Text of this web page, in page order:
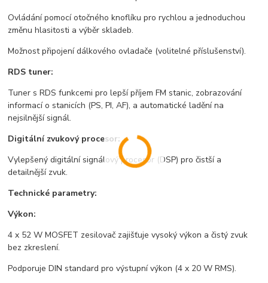
Ovládání pomocí otočného knoflíku pro rychlou a jednoduchou
změnu hlasitosti a výběr skladeb.
Možnost připojení dálkového ovladače (volitelné příslušenství).
RDS tuner:
Tuner s RDS funkcemi pro lepší příjem FM stanic, zobrazování
informací o stanicích (PS, PI, AF), a automatické ladění na
nejsilnější signál.
Digitální zvukový procesor:
Vylepšený digitální signálový procesor (DSP) pro čistší a
detailnější zvuk.
Technické parametry:
Výkon:
4 x 52 W MOSFET zesilovač zajišťuje vysoký výkon a čistý zvuk
bez zkreslení.
Podporuje DIN standard pro výstupní výkon (4 x 20 W RMS).